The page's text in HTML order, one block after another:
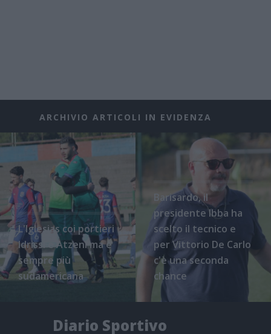
ARCHIVIO ARTICOLI IN EVIDENZA
L'Iglesias coi portieri
Idrissi e Atzeni ma è
sempre più
sudamericana
Barisardo, il
presidente Ibba ha
scelto il tecnico e
per Vittorio De Carlo
c'è una seconda
chance
Diario Sportivo